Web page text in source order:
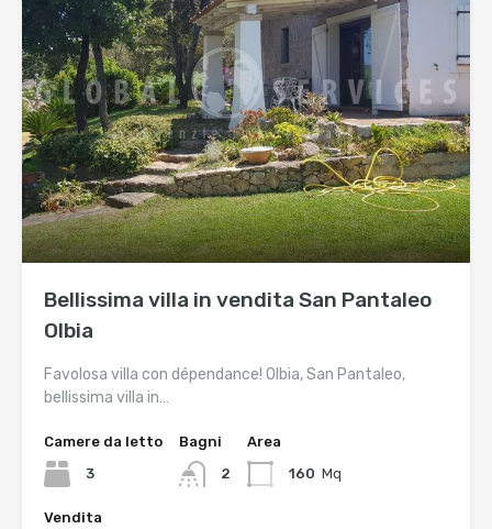
Bellissima villa in vendita San Pantaleo
Olbia
Favolosa villa con dépendance! Olbia, San Pantaleo,
bellissima villa in…
Camere da letto
3
Bagni
2
Area
160 Mq
Vendita